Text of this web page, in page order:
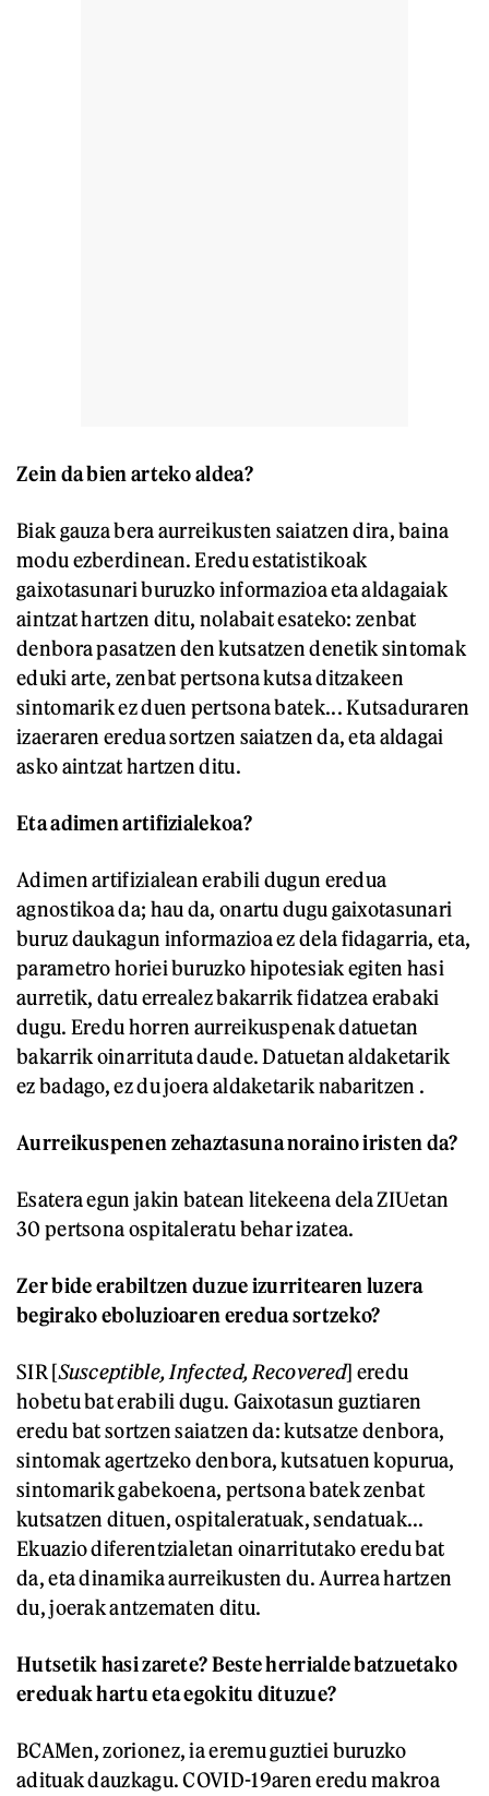
Zein da bien arteko aldea?
Biak gauza bera aurreikusten saiatzen dira, baina
modu ezberdinean. Eredu estatistikoak
gaixotasunari buruzko informazioa eta aldagaiak
aintzat hartzen ditu, nolabait esateko: zenbat
denbora pasatzen den kutsatzen denetik sintomak
eduki arte, zenbat pertsona kutsa ditzakeen
sintomarik ez duen pertsona batek... Kutsaduraren
izaeraren eredua sortzen saiatzen da, eta aldagai
asko aintzat hartzen ditu.
Eta adimen artifizialekoa?
Adimen artifizialean erabili dugun eredua
agnostikoa da; hau da, onartu dugu gaixotasunari
buruz daukagun informazioa ez dela fidagarria, eta,
parametro horiei buruzko hipotesiak egiten hasi
aurretik, datu errealez bakarrik fidatzea erabaki
dugu. Eredu horren aurreikuspenak datuetan
bakarrik oinarrituta daude. Datuetan aldaketarik
ez badago, ez du joera aldaketarik nabaritzen .
Aurreikuspenen zehaztasuna noraino iristen da?
Esatera egun jakin batean litekeena dela ZIUetan
30 pertsona ospitaleratu behar izatea.
Zer bide erabiltzen duzue izurritearen luzera
begirako eboluzioaren eredua sortzeko?
SIR [Susceptible, Infected, Recovered] eredu
hobetu bat erabili dugu. Gaixotasun guztiaren
eredu bat sortzen saiatzen da: kutsatze denbora,
sintomak agertzeko denbora, kutsatuen kopurua,
sintomarik gabekoena, pertsona batek zenbat
kutsatzen dituen, ospitaleratuak, sendatuak...
Ekuazio diferentzialetan oinarritutako eredu bat
da, eta dinamika aurreikusten du. Aurrea hartzen
du, joerak antzematen ditu.
Hutsetik hasi zarete? Beste herrialde batzuetako
ereduak hartu eta egokitu dituzue?
BCAMen, zorionez, ia eremu guztiei buruzko
adituak dauzkagu. COVID-19aren eredu makroa